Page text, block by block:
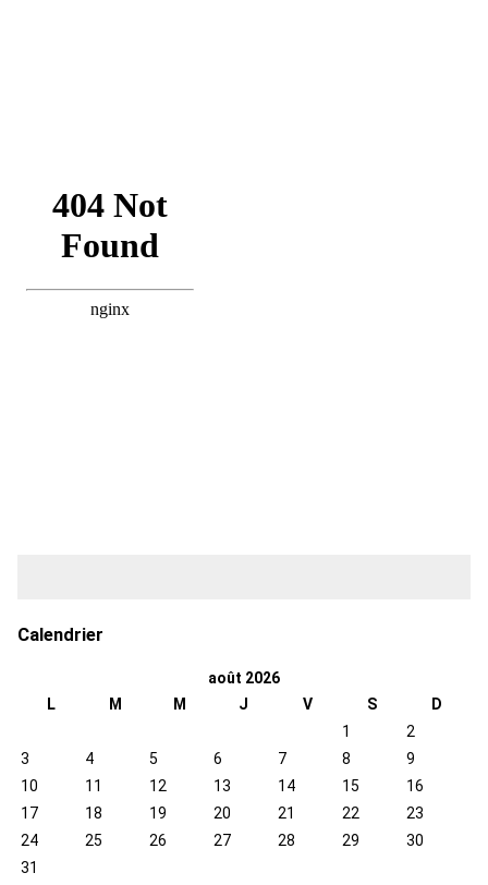
Calendrier
août 2026
L
M M J V S
D
1
2
3
4 5 6 7 8
9
10
11 12 13 14 15
16
17
18 19 20 21 22
23
24
25 26 27 28 29
30
31